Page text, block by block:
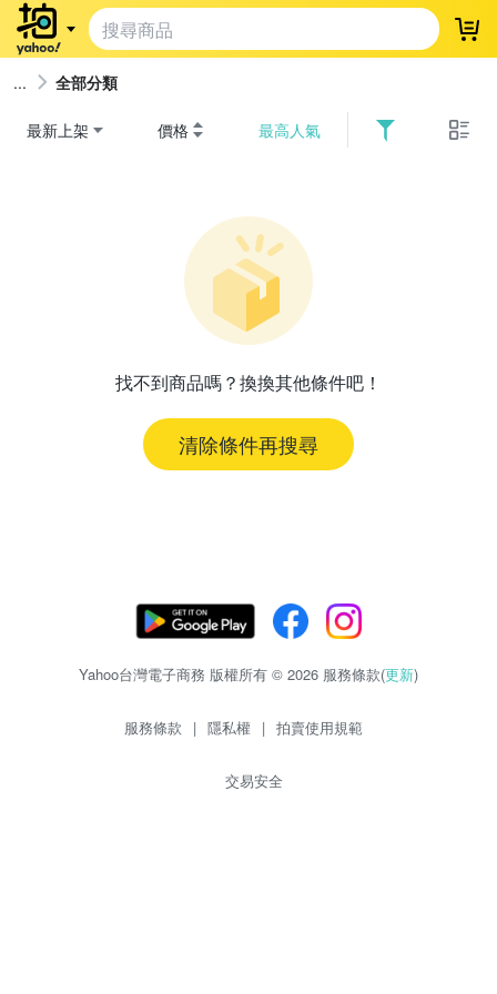
登
全部分類
最新上架 價格 最高人氣
找不到商品嗎？換換其他條件吧！
清除條件再搜尋
Yahoo台灣電子商務 版權所有 © 2026 服務條款(更新)
服務條款 | 隱私權 | 拍賣使用規範
交易安全